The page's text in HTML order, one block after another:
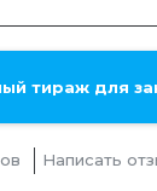
тираж для
Написать